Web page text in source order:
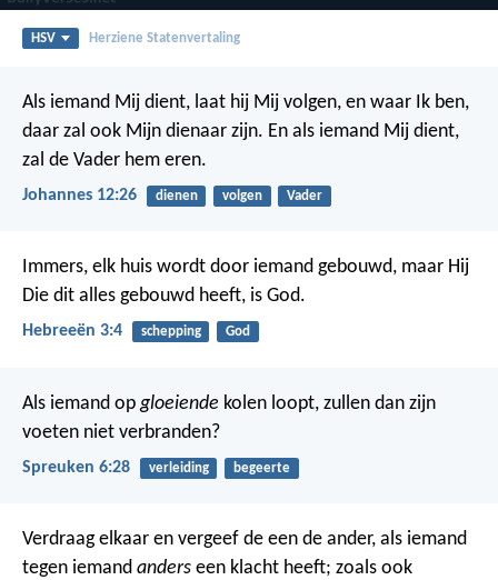
HSV Herziene Statenvertaling
Als iemand Mij dient, laat hij Mij volgen, en waar Ik ben,
daar zal ook Mijn dienaar zijn. En als iemand Mij dient,
zal de Vader hem eren.
Johannes 12:26 dienen volgen Vader
Immers, elk huis wordt door iemand gebouwd, maar Hij
Die dit alles gebouwd heeft, is God.
Hebreeën 3:4 schepping God
Als iemand op gloeiende kolen loopt, zullen dan zijn
voeten niet verbranden?
Spreuken 6:28 verleiding begeerte
Verdraag elkaar en vergeef de een de ander, als iemand
tegen iemand anders een klacht heeft; zoals ook